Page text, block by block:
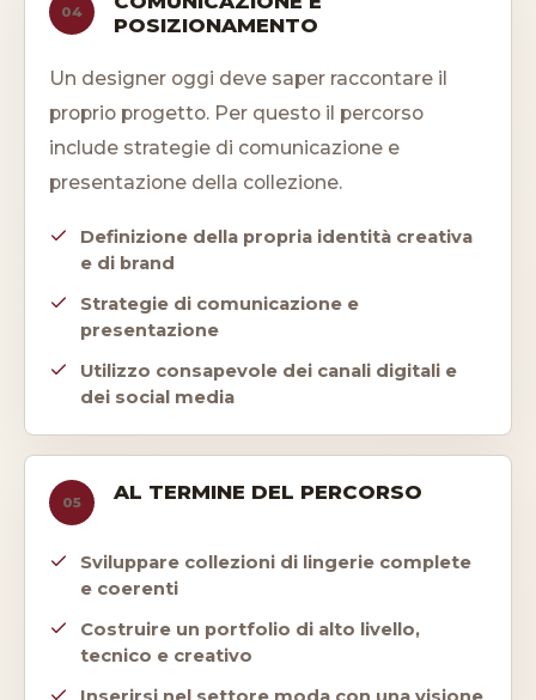
04
POSIZIONAMENTO
Un designer oggi deve saper raccontare il
proprio progetto. Per questo il percorso
include strategie di comunicazione e
presentazione della collezione.
Definizione della propria identità creativa
e di brand
Strategie di comunicazione e
presentazione
Utilizzo consapevole dei canali digitali e
dei social media
05 AL TERMINE DEL PERCORSO
Sviluppare collezioni di lingerie complete
e coerenti
Costruire un portfolio di alto livello,
tecnico e creativo